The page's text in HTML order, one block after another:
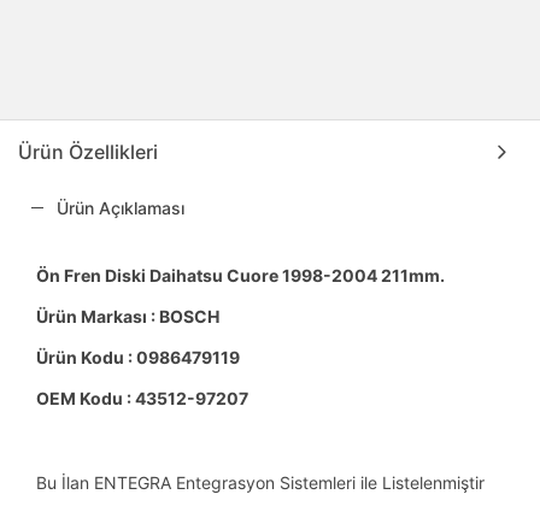
Ürün Özellikleri
Ürün Açıklaması
Ön Fren Diski Daihatsu Cuore 1998-2004 211mm.
Ürün Markası : BOSCH
Ürün Kodu : 0986479119
OEM Kodu : 43512-97207
Bu İlan ENTEGRA Entegrasyon Sistemleri ile Listelenmiştir